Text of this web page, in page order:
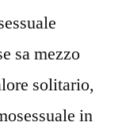
sa mezzo
solitario,
in